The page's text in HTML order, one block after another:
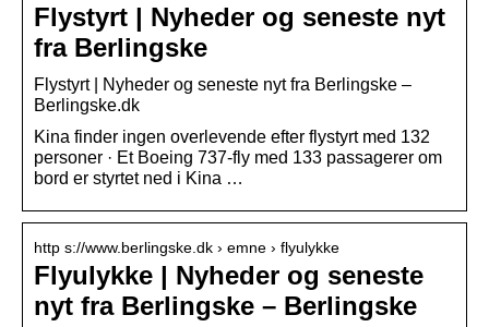
Flystyrt | Nyheder og seneste nyt
fra Berlingske
Flystyrt | Nyheder og seneste nyt fra Berlingske –
Berlingske.dk
Kina finder ingen overlevende efter flystyrt med 132
personer · Et Boeing 737-fly med 133 passagerer om
bord er styrtet ned i Kina …
http s://www.berlingske.dk › emne › flyulykke
Flyulykke | Nyheder og seneste
nyt fra Berlingske – Berlingske